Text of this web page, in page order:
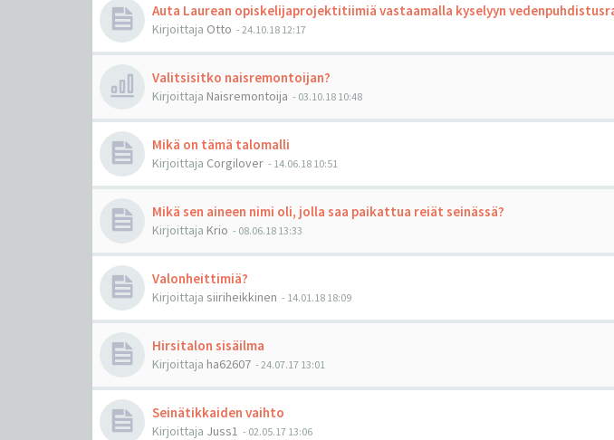
Auta Laurean opiskelijaprojektitiimiä vastaamalla kyselyyn
Kirjoittaja Otto - 24.10.18 12:17
Valitsisitko naisremontoijan?
Kirjoittaja Naisremontoija - 03.10.18 10:48
Mikä on tämä talomalli
Kirjoittaja Corgilover - 14.06.18 10:51
Mikä sen aineen nimi oli, jolla saa paikattua reiät seinässä?
Kirjoittaja Krio - 08.06.18 13:33
Valonheittimiä?
Kirjoittaja siiriheikkinen - 14.01.18 18:09
Hirsitalon sisäilma
Kirjoittaja ha62607 - 24.07.17 13:01
Seinätikkaiden vaihto
Kirjoittaja Juss1 - 02.05.17 13:06